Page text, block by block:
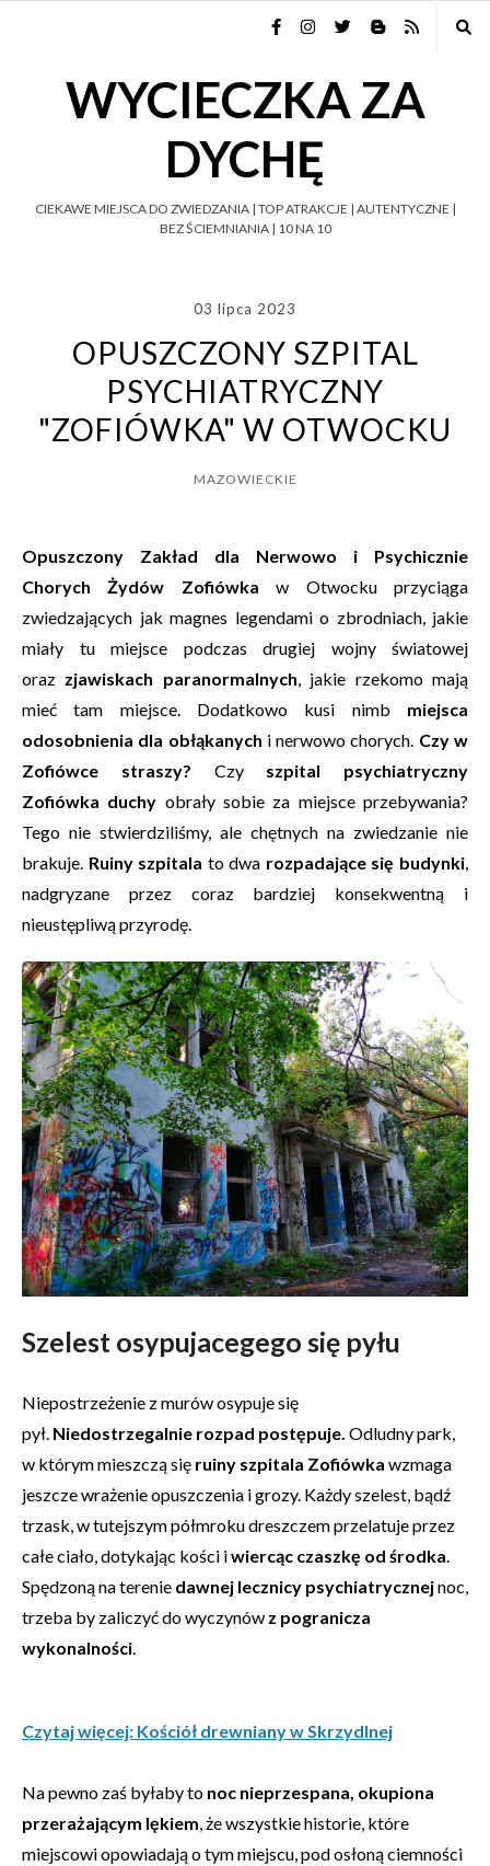
WYCIECZKA ZA
DYCHĘ
CIEKAWE MIEJSCA DO ZWIEDZANIA | TOP ATRAKCJE | AUTENTYCZNE |
BEZ ŚCIEMNIANIA | 10 NA 10
03 lipca 2023
OPUSZCZONY SZPITAL
PSYCHIATRYCZNY
"ZOFIÓWKA" W OTWOCKU
MAZOWIECKIE
Opuszczony Zakład dla Nerwowo i Psychicznie
Chorych Żydów Zofiówka w Otwocku przyciąga
zwiedzających jak magnes legendami o zbrodniach, jakie
miały tu miejsce podczas drugiej wojny światowej
oraz zjawiskach paranormalnych, jakie rzekomo mają
mieć tam miejsce. Dodatkowo kusi nimb miejsca
odosobnienia dla obłąkanych i nerwowo chorych. Czy w
Zofiówce straszy? Czy szpital psychiatryczny
Zofiówka duchy obrały sobie za miejsce przebywania?
Tego nie stwierdziliśmy, ale chętnych na zwiedzanie nie
brakuje. Ruiny szpitala to dwa rozpadające się budynki,
nadgryzane przez coraz bardziej konsekwentną i
nieustępliwą przyrodę.
Szelest osypujacegego się pyłu
Niepostrzeżenie z murów osypuje się
pył. Niedostrzegalnie rozpad postępuje. Odludny park,
w którym mieszczą się ruiny szpitala Zofiówka wzmaga
jeszcze wrażenie opuszczenia i grozy. Każdy szelest, bądź
trzask, w tutejszym półmroku dreszczem przelatuje przez
całe ciało, dotykając kości iwiercąc czaszkę od środka.
Spędzoną na terenie dawnej lecznicy psychiatrycznejnoc,
trzeba by zaliczyć do wyczynów z pogranicza
wykonalności.
Czytaj więcej: Kościół drewniany w Skrzydlnej
Na pewno zaś byłaby to noc nieprzespana, okupiona
przerażającym lękiem, że wszystkie historie, które
miejscowi opowiadają o tym miejscu, pod osłoną ciemności